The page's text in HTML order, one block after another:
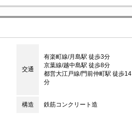
交通
有楽町線/月島駅 徒歩3分
京葉線/越中島駅 徒歩8分
都営大江戸線/門前仲町駅 徒歩14
分
構造 鉄筋コンクリート造